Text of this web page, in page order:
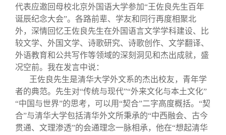
代表应邀回母校北京外国语大学参加“王佐良先生百年
诞辰纪念大会”。各路前辈、学友和同行再度相聚北
外，深情回忆王佐良先生在外国语言文学学科建设、比
较文学、外国文学、诗歌研究、诗歌创作、文学翻译、
外语教育和公共写作等领域的深刻洞见和杰出成就，盛
况空前。我在发言中说：
王佐良先生是清华大学外文系的杰出校友，青年学
者的典范。先生对“传统与现代”“外来文化与本土文化”
“中国与世界”的思考，可以用“契合”二字高度概括。“契
合”与清华大学包括清华外文所秉承的“中西融会、古今
贯通、文理渗透”的会通理念一脉相承，他在“想起清华